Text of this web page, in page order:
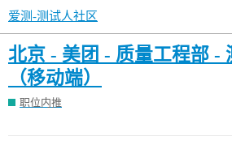
爱测-测试人社区
北京 - 美团 - 质量工程部 -
（移动端）
职位内推